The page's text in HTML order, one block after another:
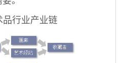
品行业产业链